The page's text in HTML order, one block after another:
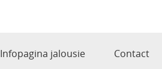
Infopagina jalousie Contact